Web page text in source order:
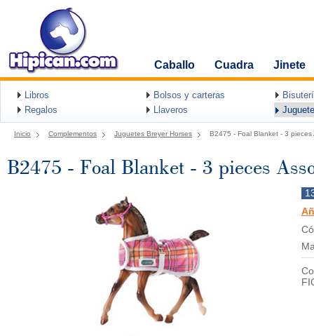
Caballo Cuadra Jinete
Libros Bolsos y carteras
Regalos
Llaveros
Inicio Complementos Juguetes Breyer Horses B2475 - Foal Blanket - 3 pieces
B2475 - Foal Blanket - 3 pieces